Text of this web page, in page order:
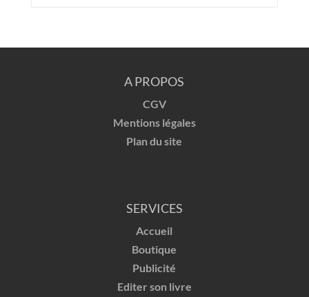
A PROPOS
CGV
Mentions légales
Plan du site
SERVICES
Accueil
Boutique
Publicité
Editer son livre